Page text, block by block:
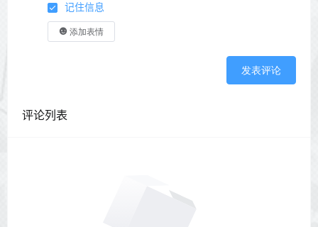
记住信息
添加表情
发表评论
评论列表